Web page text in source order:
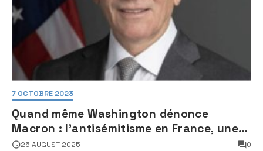
7 OCTOBRE 2023
Quand même Washington dénonce
Macron : l’antisémitisme en France, une
faillite d’État
25 AUGUST 2025 0